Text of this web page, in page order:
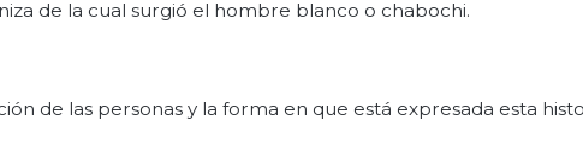
de la cual surgió el hombre blanco o chabochi.
de las personas y la forma en que está expresada esta